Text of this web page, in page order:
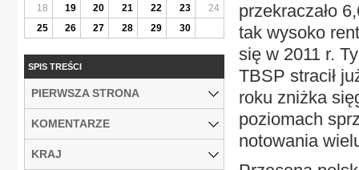
przekraczało
tak wysoko
się w 2011 r.
TBSP stracił
roku zniżka
poziomach
notowania
18
19 20 21 22 23
24
25
26 27 28 29 30
SPIS TREŚCI
PIERWSZA STRONA
KOMENTARZE
KRAJ